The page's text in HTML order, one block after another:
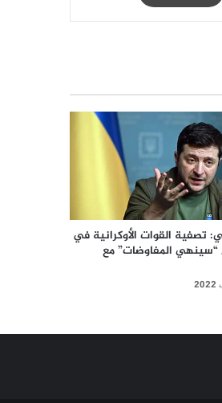
تصفية القوات الأوكرانية في
“سينهي المفاوضات” مع